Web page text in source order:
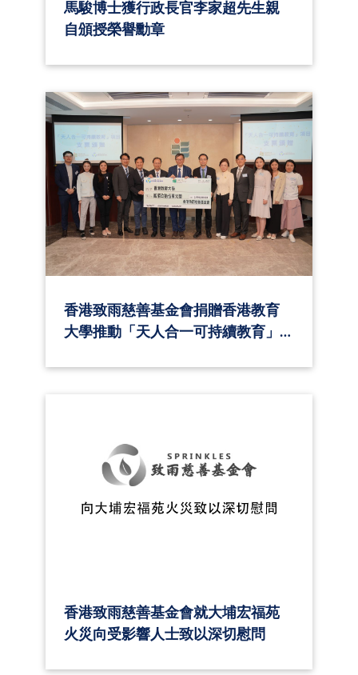
馬駿博士獲行政長官李家超先生親
自頒授榮譽勳章
香港致雨慈善基金會捐贈香港教育
大學推動「天人合一可持續教育」
香港致雨慈善基金會就大埔宏福苑
火災向受影響人士致以深切慰問